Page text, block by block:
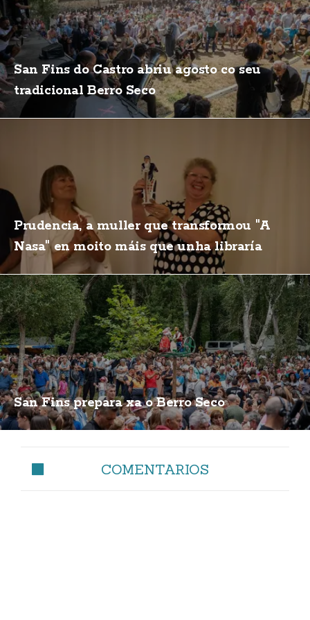
San Fins do Castro abriu agosto co seu
tradicional Berro Seco
Prudencia, a muller que transformou "A
Nasa" en moito máis que unha libraría
San Fins prepara xa o Berro Seco
COMENTARIOS